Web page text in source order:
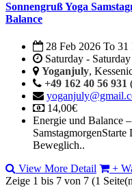
Sonnengruß Yoga
Balance
28 Feb 2026 To 31
Saturday -
Yoganjuly,
+49 162 40 56 931
14,00€
Energie und Balance
Beweglich..
View More Detail
+
Zeige 1 bis 7 von 7 (1